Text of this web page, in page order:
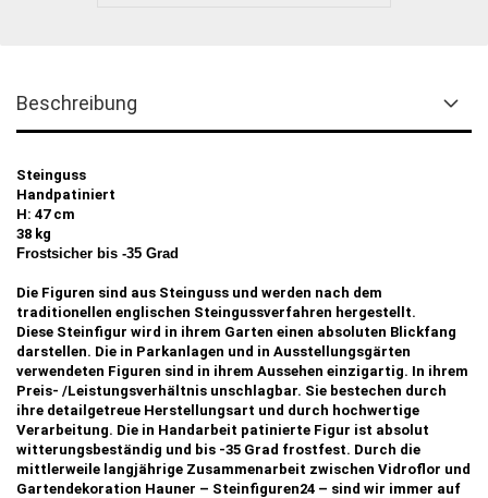
Beschreibung
Steinguss
Handpatiniert
H: 47 cm
38 kg
Frostsicher bis -35 Grad
Die Figuren sind aus Steinguss und werden nach dem
traditionellen englischen Steingussverfahren hergestellt.
Diese Steinfigur wird in ihrem Garten einen absoluten Blickfang
darstellen. Die in Parkanlagen und in Ausstellungsgärten
verwendeten Figuren sind in ihrem Aussehen einzigartig. In ihrem
Preis- /Leistungsverhältnis unschlagbar. Sie bestechen durch
ihre detailgetreue Herstellungsart und durch hochwertige
Verarbeitung. Die in Handarbeit patinierte Figur ist absolut
witterungsbeständig und bis -35 Grad frostfest. Durch die
mittlerweile langjährige Zusammenarbeit zwischen Vidroflor und
Gartendekoration Hauner – Steinfiguren24 – sind wir immer auf